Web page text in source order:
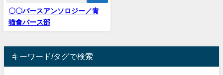
〇〇バースアンソロジー／青
猫會バース部
キーワード/タグで検索